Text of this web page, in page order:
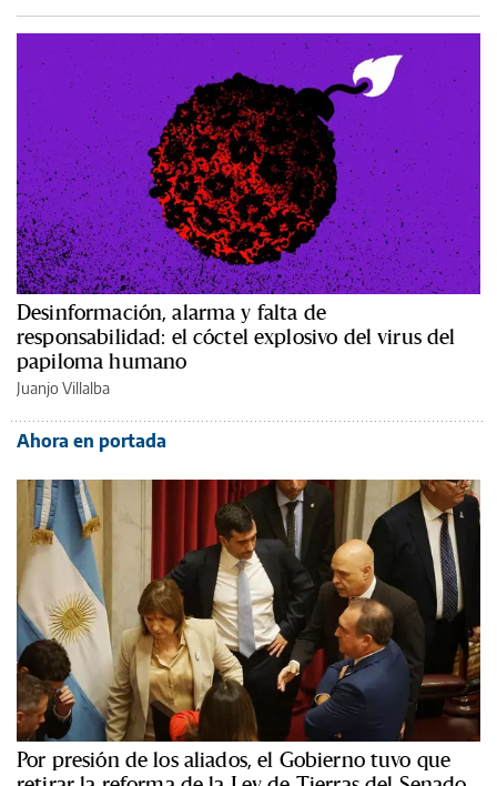
Desinformación, alarma y falta de
responsabilidad: el cóctel explosivo del virus del
papiloma humano
Juanjo Villalba
Ahora en portada
Por presión de los aliados, el Gobierno tuvo que